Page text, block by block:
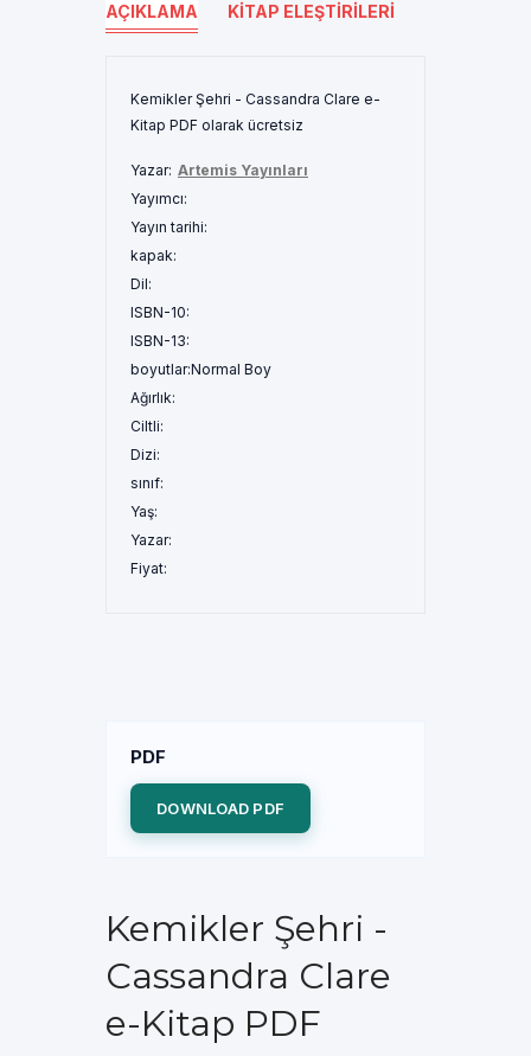
AÇIKLAMA KITAP ELEŞTIRILERI
Kemikler Şehri - Cassandra Clare e-
Kitap PDF olarak ücretsiz
Yazar: Artemis Yayınları
Yayımcı:
Yayın tarihi:
kapak:
Dil:
ISBN-10:
ISBN-13:
boyutlar:Normal Boy
Ağırlık:
Ciltli:
Dizi:
sınıf:
Yaş:
Yazar:
Fiyat:
PDF
DOWNLOAD PDF
Kemikler Şehri -
Cassandra Clare
e-Kitap PDF